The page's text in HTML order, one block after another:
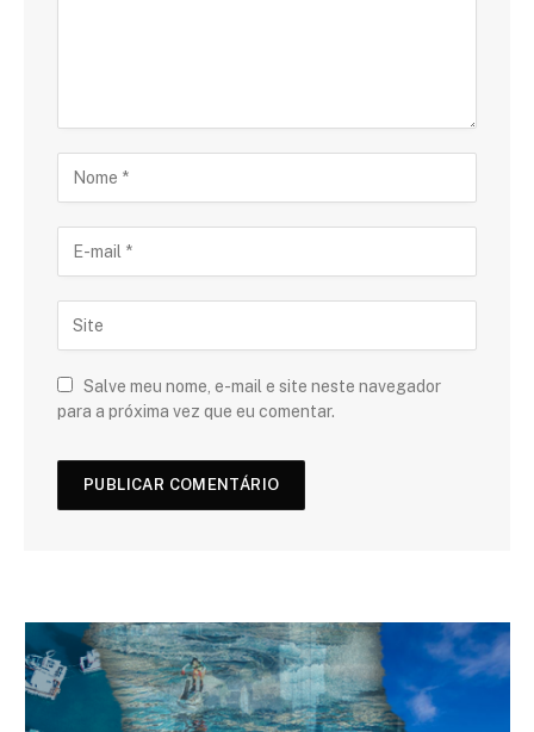
Salve meu nome, e-mail e site neste navegador
para a próxima vez que eu comentar.